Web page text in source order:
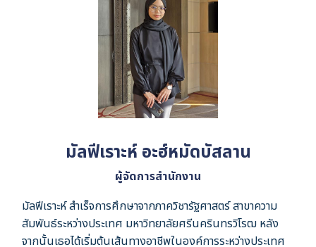
มัลฟีเราะห์ อะฮ์หมัดบัสลาน
ผู้จัดการสำนักงาน
มัลฟีเราะห์ สำเร็จการศึกษาจากภาควิชารัฐศาสตร์ สาขาความ
สัมพันธ์ระหว่างประเทศ มหาวิทยาลัยศรีนครินทรวิโรฒ หลัง
จากนั้นเธอได้เริ่มต้นเส้นทางอาชีพในองค์การระหว่างประเทศ